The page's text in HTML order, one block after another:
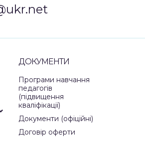
ДОКУМЕНТИ
Програми навчання
педагогів
(підвищення
кваліфікації)
Документи (офіційні)
Договір оферти